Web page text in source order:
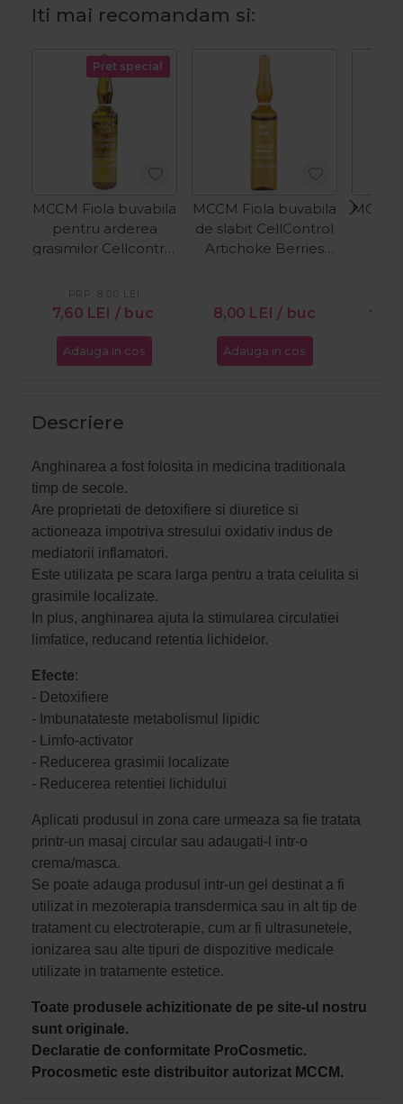
Iti mai recomandam si:
Pret special
MCCM Fiola buvabila
pentru arderea
grasimilor Cellcontrol
7,60 LEI / buc
PRP: 8,00 LEI
Adauga in cos
MCCM Fiola buvabila
de slabit CellControl
Artichoke Berries
8,00 LEI / buc
Adauga in cos
Descriere
Anghinarea a fost folosita in medicina traditionala
timp de secole.
Are proprietati de detoxifiere si diuretice si
actioneaza impotriva stresului oxidativ indus de
mediatorii inflamatori.
Este utilizata pe scara larga pentru a trata celulita si
grasimile localizate.
In plus, anghinarea ajuta la stimularea circulatiei
limfatice, reducand retentia lichidelor.
Efecte:
- Detoxifiere
- Imbunatateste metabolismul lipidic
- Limfo-activator
- Reducerea grasimii localizate
- Reducerea retentiei lichidului
Aplicati produsul in zona care urmeaza sa fie tratata
printr-un masaj circular sau adaugati-l intr-o
crema/masca.
Se poate adauga produsul intr-un gel destinat a fi
utilizat in mezoterapia transdermica sau in alt tip de
tratament cu electroterapie, cum ar fi ultrasunetele,
ionizarea sau alte tipuri de dispozitive medicale
utilizate in tratamente estetice.
Toate produsele achizitionate de pe site-ul nostru
sunt originale.
Declaratie de conformitate ProCosmetic.
Procosmetic este distribuitor autorizat MCCM.